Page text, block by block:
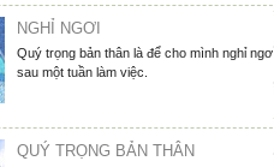
NGHỈ NGƠI
Quý trọng bản thân là để cho mình nghỉ ngơi
sau một tuần làm việc.
QUÝ TRỌNG BẢN THÂN